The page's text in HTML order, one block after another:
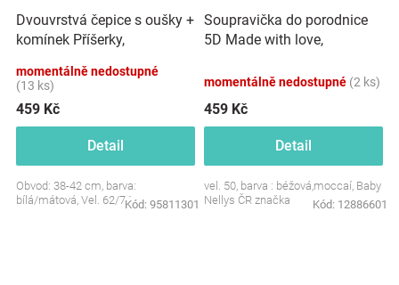
Dvouvrstvá čepice s oušky +
komínek Příšerky,
momentálně nedostupné
(13 ks)
459 Kč
Detail
Obvod: 38-42 cm, barva:
bílá/mátová, Vel. 62/74Kód: 95811301
Soupravička do porodnice
5D Made with love,
momentálně nedostupné (2 ks)
459 Kč
Detail
vel. 50, barva : béžová,moccaí, Baby
Nellys ČR značka
Kód: 12886601